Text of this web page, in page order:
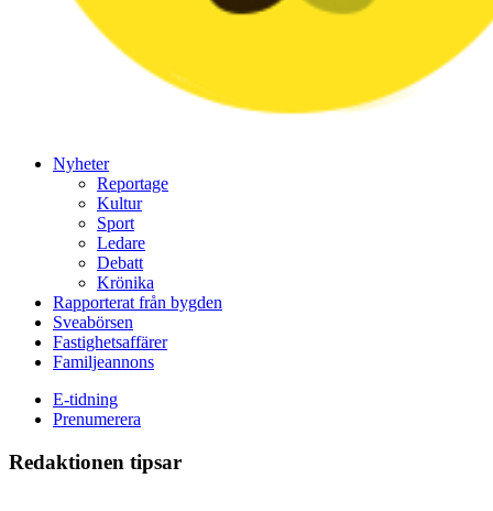
Nyheter
Reportage
Kultur
Sport
Ledare
Debatt
Krönika
Rapporterat från bygden
Sveabörsen
Fastighetsaffärer
Familjeannons
E-tidning
Prenumerera
Redaktionen tipsar